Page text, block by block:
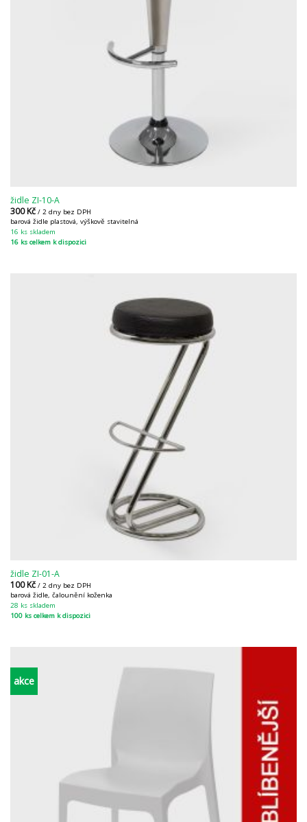
židle ZI-10-A
300Kč / 2 dny bez DPH
barová židle plastová, výškově stavitelná
16 ks skladem
16 ks celkem k dispozici
židle ZI-01-A
100Kč / 2 dny bez DPH
barová židle, čalounění koženka
28 ks skladem
100 ks celkem k dispozici
akce